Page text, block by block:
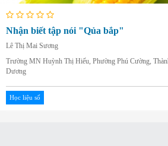
Nhận biết tập nói "Qủa bắp"
Lê Thị Mai Sương
Trường MN Huỳnh Thị Hiếu, Phường Phú Cường,
Dương
Học liệu số